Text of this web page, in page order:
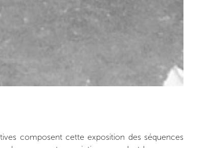
composent cette exposition des séquences